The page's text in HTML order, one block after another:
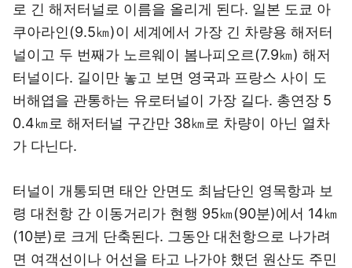
로 긴 해저터널로 이름을 올리게 된다. 일본 도쿄 아
쿠아라인(9.5㎞)이 세계에서 가장 긴 차량용 해저터
널이고 두 번째가 노르웨이 봄나피오르(7.9㎞) 해저
터널이다. 길이만 놓고 보면 영국과 프랑스 사이 도
버해엽을 관통하는 유로터널이 가장 길다. 총연장 5
0.4㎞로 해저터널 구간만 38㎞로 차량이 아닌 열차
가 다닌다.
터널이 개통되면 태안 안면도 최남단인 영목항과 보
령 대천항 간 이동거리가 현행 95㎞(90분)에서 14㎞
(10분)로 크게 단축된다. 그동안 대천항으로 나가려
면 여객선이나 어선을 타고 나가야 했던 원산도 주민